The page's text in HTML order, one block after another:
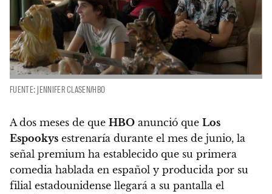
FUENTE: JENNIFER CLASEN/HBO
A dos meses de que HBO anunció que Los
Espookys estrenaría durante el mes de junio, la
señal premium ha establecido que su primera
comedia hablada en español y producida por su
filial estadounidense llegará a su pantalla el